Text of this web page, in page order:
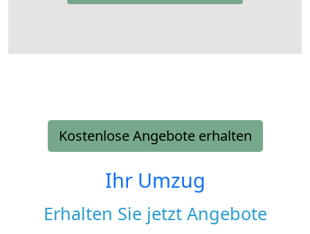
Kostenlose Angebote erhalten
Ihr Umzug
Erhalten Sie jetzt Angebote